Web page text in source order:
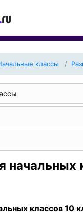
классы
начальных
классов 10